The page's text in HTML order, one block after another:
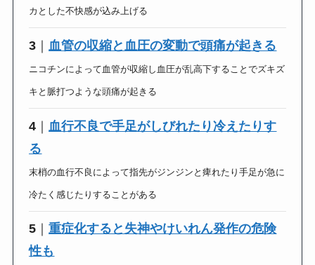
カとした不快感が込み上げる
3 ｜ 血管の収縮と血圧の変動で頭痛が起きる
ニコチンによって血管が収縮し血圧が乱高下することでズキズ
キと脈打つような頭痛が起きる
4 ｜ 血行不良で手足がしびれたり冷えたりす
る
末梢の血行不良によって指先がジンジンと痺れたり手足が急に
冷たく感じたりすることがある
5 ｜重症化すると失神やけいれん発作の危険
性も